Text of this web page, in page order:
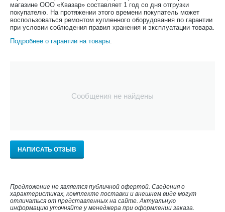
магазине ООО «Квазар» составляет 1 год со дня отгрузки
покупателю. На протяжении этого времени покупатель может
воспользоваться ремонтом купленного оборудования по гарантии
при условии соблюдения правил хранения и эксплуатации товара.
Подробнее о гарантии на товары.
Сообщения не найдены
НАПИСАТЬ ОТЗЫВ
Предложение не является публичной офертой. Сведения о
характеристиках, комплекте поставки и внешнем виде могут
отличаться от представленных на сайте. Актуальную
информацию уточняйте у менеджера при оформлении заказа.